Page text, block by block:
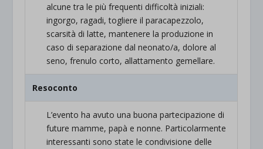
alcune tra le più frequenti difficoltà iniziali:
ingorgo, ragadi, togliere il paracapezzolo,
scarsità di latte, mantenere la produzione in
caso di separazione dal neonato/a, dolore al
seno, frenulo corto, allattamento gemellare.
Resoconto
L’evento ha avuto una buona partecipazione di
future mamme, papà e nonne. Particolarmente
interessanti sono state le condivisione delle